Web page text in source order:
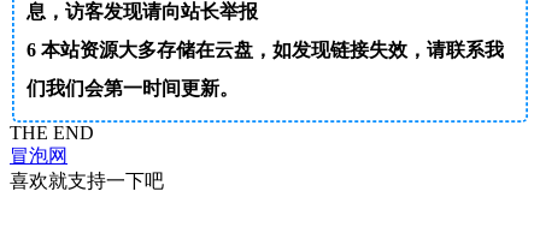
息，访客发现请向站长举报
6本站资源大多存储在云盘，如发现链接失效，请联系我
们我们会第一时间更新。
THE END
冒泡网
喜欢就支持一下吧